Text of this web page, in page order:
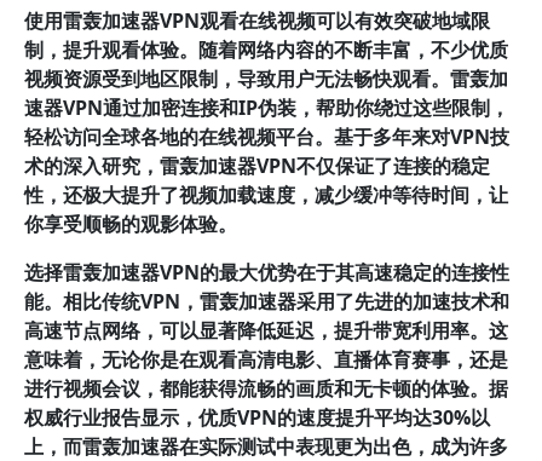
使用雷轰加速器VPN观看在线视频可以有效突破地域限
制，提升观看体验。 随着网络内容的不断丰富，不少优质
视频资源受到地区限制，导致用户无法畅快观看。雷轰加
速器VPN通过加密连接和IP伪装，帮助你绕过这些限制，
轻松访问全球各地的在线视频平台。基于多年来对VPN技
术的深入研究，雷轰加速器VPN不仅保证了连接的稳定
性，还极大提升了视频加载速度，减少缓冲等待时间，让
你享受顺畅的观影体验。
选择雷轰加速器VPN的最大优势在于其高速稳定的连接性
能。相比传统VPN，雷轰加速器采用了先进的加速技术和
高速节点网络，可以显著降低延迟，提升带宽利用率。这
意味着，无论你是在观看高清电影、直播体育赛事，还是
进行视频会议，都能获得流畅的画质和无卡顿的体验。据
权威行业报告显示，优质VPN的速度提升平均达30%以
上，而雷轰加速器在实际测试中表现更为出色，成为许多